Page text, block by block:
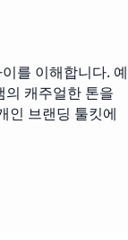
를 이해합니다. 예
의 캐주얼한 톤을
인 브랜딩 툴킷에